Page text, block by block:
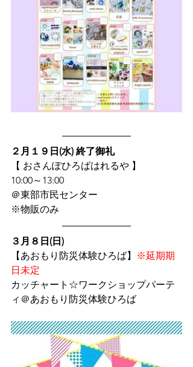
２月１９日(水) 終了御礼
【 おさんぽひろばはれるや 】
10:00～13:00
＠東部市民センター
※物販のみ
３月８日(日)
【あおもり防災体験ひろば】
※延期期
日未定
カッチャート☆ワークショップパーテ
ィ＠あおもり防災体験ひろば